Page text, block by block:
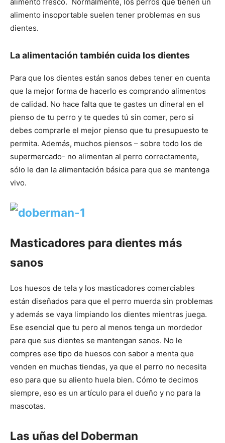
alimento insoportable suelen tener problemas en sus
dientes.
La alimentación también cuida los dientes
Para que los dientes están sanos debes tener en cuenta
que la mejor forma de hacerlo es comprando alimentos
de calidad. No hace falta que te gastes un dineral en el
pienso de tu perro y te quedes tú sin comer, pero si
debes comprarle el mejor pienso que tu presupuesto te
permita. Además, muchos piensos – sobre todo los de
supermercado- no alimentan al perro correctamente,
sólo le dan la alimentación básica para que se mantenga
vivo.
Masticadores para dientes más
sanos
Los huesos de tela y los masticadores comerciables
están diseñados para que el perro muerda sin problemas
y además se vaya limpiando los dientes mientras juega.
Ese esencial que tu pero al menos tenga un mordedor
para que sus dientes se mantengan sanos. No le
compres ese tipo de huesos con sabor a menta que
venden en muchas tiendas, ya que el perro no necesita
eso para que su aliento huela bien. Cómo te decimos
siempre, eso es un artículo para el dueño y no para la
mascotas.
Las uñas del Doberman